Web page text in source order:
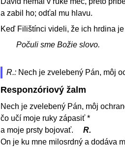
a zabil ho; odťal mu hlavu.
Keď Filištínci videli, že ich hrdina je
Počuli sme Božie slovo.
R.: Nech je zvelebený Pán, môj
Responzóriový žalm
Nech je zvelebený Pán, môj
čo učí moje ruky zápasiť *
a moje prsty bojovať.
R.
On je ku mne milosrdný a dodáva